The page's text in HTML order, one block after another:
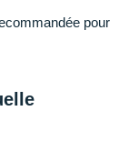
pour